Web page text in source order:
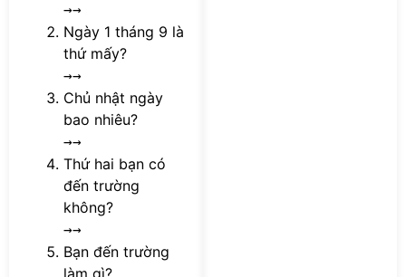
→→
Ngày 1 tháng 9 là
thứ mấy?
→→
Chủ nhật ngày
bao nhiêu?
→→
Thứ hai bạn có
đến trường
không?
→→
Bạn đến trường